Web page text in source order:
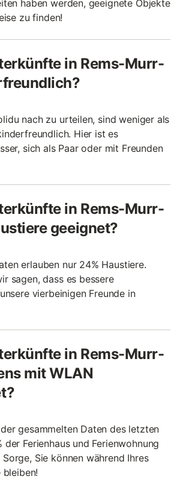
haben werden, geeignete Objekte
zu finden!
in Rems-Murr-
nach zu urteilen, sind weniger als
Hier ist es
sich als Paar oder mit Freunden
in Rems-Murr-
geeignet?
erlauben nur 24% Haustiere.
sagen, dass es bessere
vierbeinigen Freunde in
in Rems-Murr-
mit WLAN
gesammelten Daten des letzten
der Ferienhaus und Ferienwohnung
Sie können während Ihres